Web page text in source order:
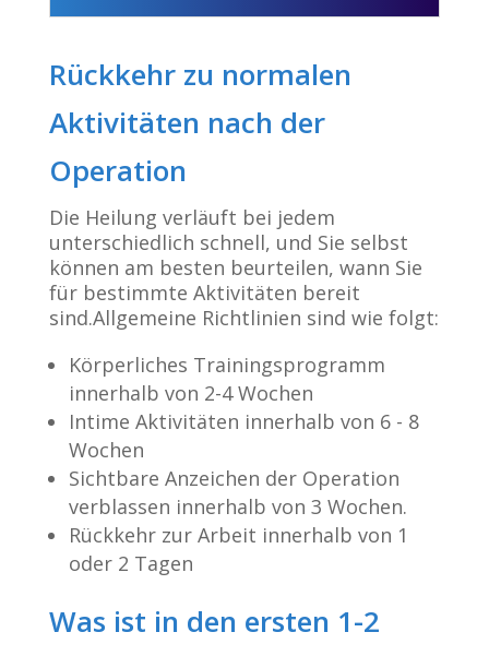
Rückkehr zu normalen
Aktivitäten nach der
Operation
Die Heilung verläuft bei jedem
unterschiedlich schnell, und Sie selbst
können am besten beurteilen, wann Sie
für bestimmte Aktivitäten bereit
sind.Allgemeine Richtlinien sind wie folgt:
Körperliches Trainingsprogramm
innerhalb von 2-4 Wochen
Intime Aktivitäten innerhalb von 6 - 8
Wochen
Sichtbare Anzeichen der Operation
verblassen innerhalb von 3 Wochen.
Rückkehr zur Arbeit innerhalb von 1
oder 2 Tagen
Was ist in den ersten 1-2